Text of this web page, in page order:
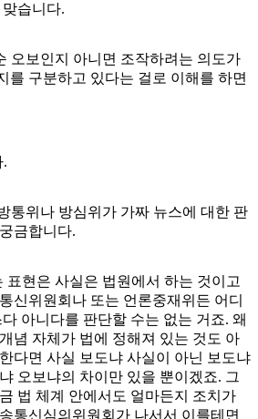
습니다.
오보인지 아니면 조작하려는 의도가
를 구분하고 있다는 걸로 이해를 하면
.
통위나 방심위가 가짜 뉴스에 대한 판
금합니다.
표현은 사실은 법원에서 하는 것이고
신위원회나 또는 언론중재위든 어디
아니다를 판단할 수는 없는 거죠. 왜
념 자체가 법에 정해져 있는 것도 아
다면 사실 보도냐 사실이 아닌 보도냐
오보냐의 차이만 있을 뿐이겠죠. 그
법 체계 안에서도 얼마든지 조치가
통신심의위원회가 나서서 이를테면